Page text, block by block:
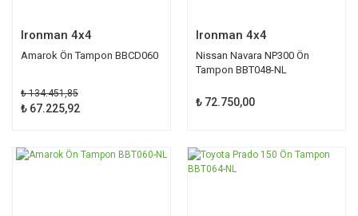
Ironman 4x4
Amarok Ön Tampon BBCD060
₺ 134.451,85
₺ 67.225,92
Ironman 4x4
Nissan Navara NP300 Ön
Tampon BBT048-NL
₺ 72.750,00